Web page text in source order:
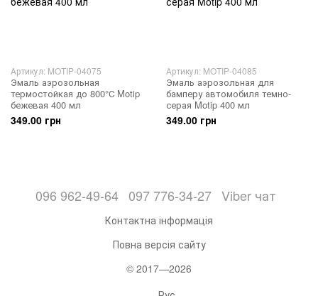
Артикул: MOTIP-04075
Эмаль аэрозольная
термостойкая до 800°С Motip
бежевая 400 мл
349.00 грн
Артикул: MOTIP-04085
Эмаль аэрозольная для
бамперу автомобиля темно-
серая Motip 400 мл
349.00 грн
096 962-49-64 097 776-34-27 Viber чат
Контактна інформація
Повна версія сайту
© 2017—2026